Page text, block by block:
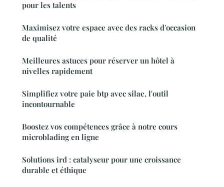
pour les talents
Maximisez votre espace avec des racks d'occasion
de qualité
Meilleures astuces pour réserver un hôtel à
nivelles rapidement
Simplifiez votre paie btp avec silae, l'outil
incontournable
Boostez vos compétences grâce à notre cours
microblading en ligne
Solutions ird : catalyseur pour une croissance
durable et éthique